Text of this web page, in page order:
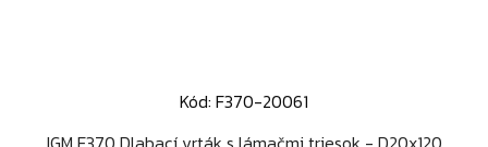
Kód: F370-20061